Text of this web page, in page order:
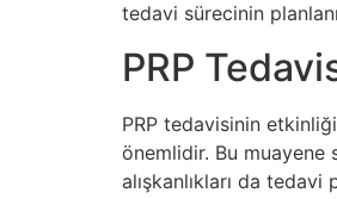
tedavi sürecinin
PRP
PRP tedavisinin
önemlidir. Bu muayene
alışkanlıkları da tedavi